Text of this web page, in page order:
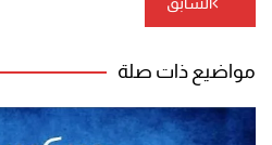
المقالات
مواضيع ذات صلة